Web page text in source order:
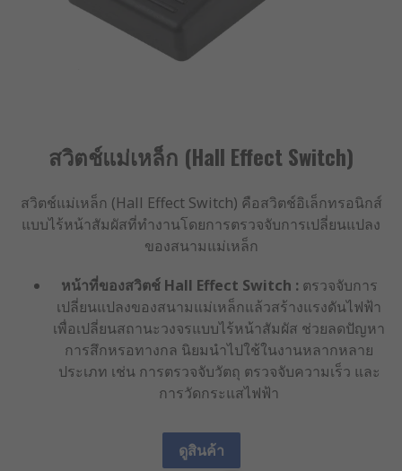
สวิตช์แม่เหล็ก (Hall Effect Switch)
สวิตช์แม่เหล็ก (Hall Effect Switch) คือสวิตช์อิเล็กทรอนิกส์
แบบไร้หน้าสัมผัสที่ทำงานโดยการตรวจจับการเปลี่ยนแปลง
ของสนามแม่เหล็ก
หน้าที่ของสวิตช์ Hall Effect Switch : ตรวจจับการ
เปลี่ยนแปลงของสนามแม่เหล็กแล้วสร้างแรงดันไฟฟ้า
เพื่อเปลี่ยนสถานะวงจรแบบไร้หน้าสัมผัส ช่วยลดปัญหา
การสึกหรอทางกล นิยมนำไปใช้ในงานหลากหลาย
ประเภท เช่น การตรวจจับวัตถุ ตรวจจับความเร็ว และ
การวัดกระแสไฟฟ้า
ดูสินค้า